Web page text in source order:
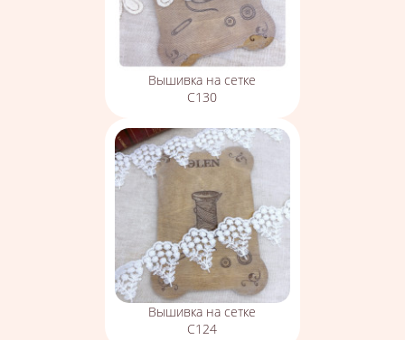
Вышивка на сетке
С130
Вышивка на сетке
С124